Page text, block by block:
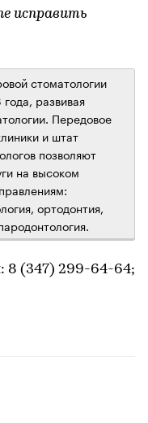
исправить
стоматологии
развивая
Передовое
и штат
позволяют
на высоком
ортодонтия,
8 (347) 299-64-64;